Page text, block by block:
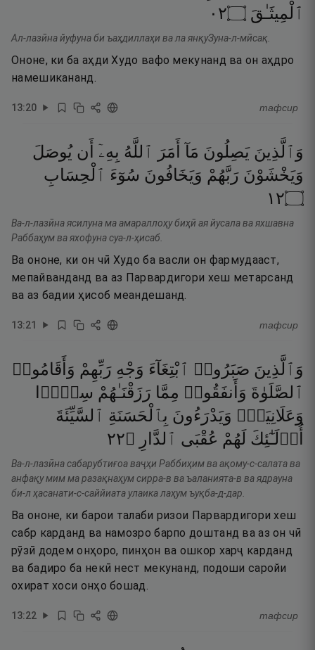
ٱلْمِيثَـٰقَ ۝٢٠
Ал-лазӣна йуфуна би ъаҳдиллаҳи ва ла янқуЗуна-л-мӣсақ.
Ононе, ки ба аҳди Худо вафо мекунанд ва он аҳдро
намешикананд.
13:20 тафсир
وَٱلَّذِينَ يَصِلُونَ مَآ أَمَرَ ٱللَّهُ بِهِۦٓ أَن يُوصَلَ
وَيَخْشَوْنَ رَبَّهُمْ وَيَخَافُونَ سُوٓءَ ٱلْحِسَابِ
۝٢١
Ва-л-лазӣна ясилуна ма амараллоҳу биҳӣ ая йусала ва яхшавна
Раббаҳум ва яхофуна суа-л-ҳисаб.
Ва ононе, ки он чӣ Худо ба васли он фармудааст,
мепайванданд ва аз Парвардигори хеш метарсанд
ва аз бадии ҳисоб меандешанд.
13:21 тафсир
وَٱلَّذِينَ صَبَرُوا۟ ٱبْتِغَآءَ وَجْهِ رَبِّهِمْ وَأَقَامُوا۟
ٱلصَّلَوٰةَ وَأَنفَقُوا۟ مِمَّا رَزَقْنَـٰهُمْ سِرًّۭا
وَعَلَانِيَةًۭ وَيَدْرَءُونَ بِٱلْحَسَنَةِ ٱلسَّيِّئَةَ
أُو۟لَـٰٓئِكَ لَهُمْ عُقْبَى ٱلدَّارِ ۝٢٢
Ва-л-лазӣна сабарубтиғоа ваҷҳи Раббиҳим ва ақому-с-салата ва
анфақу мим ма разақнаҳум сирра-в ва ъаланията-в ва ядрауна
би-л ҳасанати-с-саййиата улаика лаҳум ъуқба-д-дар.
Ва ононе, ки барои талаби ризои Парвардигори хеш
сабр карданд ва намозро барпо доштанд ва аз он чӣ
рӯзӣ додем онҳоро, пинҳон ва ошкор харҷ карданд
ва бадиро ба некӣ нест мекунанд, подоши саройи
охират хоси онҳо бошад.
13:22 тафсир